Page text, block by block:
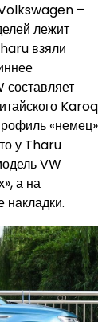
–
лежит
взяли
составляет
Karoq
«немец»
у Tharu
VW
а на
накладки.